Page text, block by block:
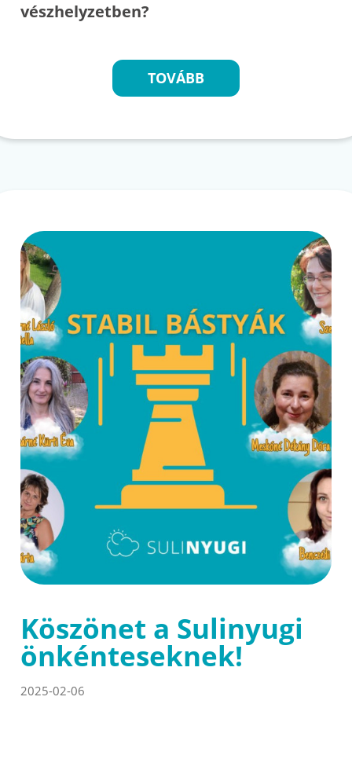
vészhelyzetben?
TOVÁBB
Köszönet a Sulinyugi
önkénteseknek!
2025-02-06